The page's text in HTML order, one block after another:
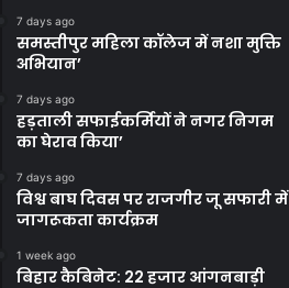
7 days ago
समस्तीपुर महिला कॉलेज में नशा मुक्ति
अभियान’
7 days ago
हड़ताली सफाईकर्मियों ने नगर निगम
का घेराव किया’
7 days ago
विश्व बाघ दिवस पर राजगीर जू सफारी में
जागरूकता कार्यक्रम
1 week ago
बिहार कैबिनेट: 22 हजार आंगनबाड़ी